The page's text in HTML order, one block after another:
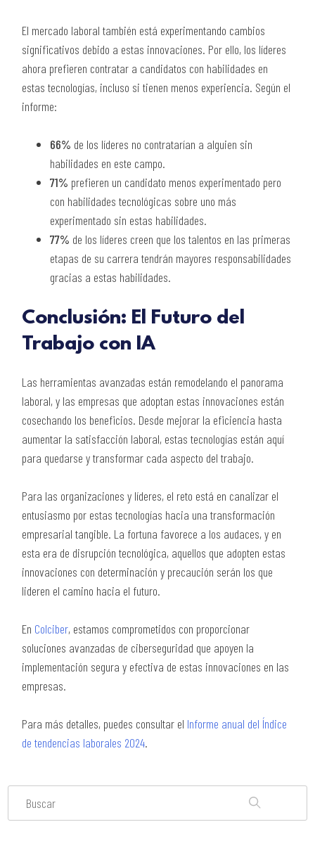
El mercado laboral también está experimentando cambios
significativos debido a estas innovaciones. Por ello, los líderes
ahora prefieren contratar a candidatos con habilidades en
estas tecnologías, incluso si tienen menos experiencia. Según el
informe:
66% de los líderes no contratarían a alguien sin
habilidades en este campo.
71% prefieren un candidato menos experimentado pero
con habilidades tecnológicas sobre uno más
experimentado sin estas habilidades.
77% de los líderes creen que los talentos en las primeras
etapas de su carrera tendrán mayores responsabilidades
gracias a estas habilidades.
Conclusión: El Futuro del
Trabajo con IA
Las herramientas avanzadas están remodelando el panorama
laboral, y las empresas que adoptan estas innovaciones están
cosechando los beneficios. Desde mejorar la eficiencia hasta
aumentar la satisfacción laboral, estas tecnologías están aquí
para quedarse y transformar cada aspecto del trabajo.
Para las organizaciones y líderes, el reto está en canalizar el
entusiasmo por estas tecnologías hacia una transformación
empresarial tangible. La fortuna favorece a los audaces, y en
esta era de disrupción tecnológica, aquellos que adopten estas
innovaciones con determinación y precaución serán los que
lideren el camino hacia el futuro.
En Colciber, estamos comprometidos con proporcionar
soluciones avanzadas de ciberseguridad que apoyen la
implementación segura y efectiva de estas innovaciones en las
empresas.
Para más detalles, puedes consultar el Informe anual del Índice
de tendencias laborales 2024.